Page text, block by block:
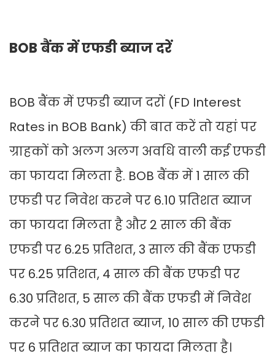
BOB बैंक में एफडी ब्याज दरें
BOB बैंक में एफडी ब्याज दरों (FD Interest
Rates in BOB Bank) की बात करें तो यहां पर
ग्राहकों को अलग अलग अवधि वाली कई एफडी
का फायदा मिलता है. BOB बैंक में 1 साल की
एफडी पर निवेश करने पर 6.10 प्रतिशत ब्याज
का फायदा मिलता है और 2 साल की बैंक
एफडी पर 6.25 प्रतिशत, 3 साल की बैंक एफडी
पर 6.25 प्रतिशत, 4 साल की बैंक एफडी पर
6.30 प्रतिशत, 5 साल की बैंक एफडी में निवेश
करने पर 6.30 प्रतिशत ब्याज, 10 साल की एफडी
पर 6 प्रतिशत ब्याज का फायदा मिलता है।